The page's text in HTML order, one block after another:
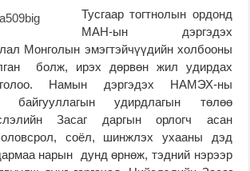
Тусгаар тогтнолын ордонд
МАН-ын дэргэдэх
Монголын эмэгтэйчүүдийн холбооны
болж, ирэх дөрвөн жил удирдах
Намын дэргэдэх НАМЭХ-ны
байгууллагын удирдлагын төлөө
Засаг даргын орлогч асан
соёл, шинжлэх ухааны дэд
нарын дунд өрнөж, тэдний нэрээр